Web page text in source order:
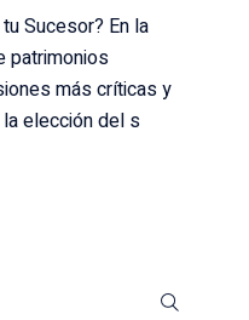
Sucesor? En la
patrimonios
más críticas y
elección del s